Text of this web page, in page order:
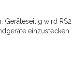
Geräteseitig wird